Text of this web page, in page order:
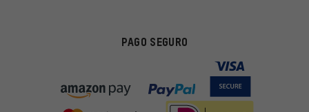
PAGO SEGURO